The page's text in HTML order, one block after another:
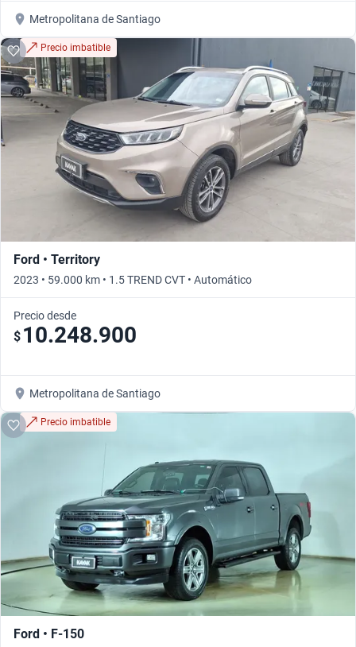
Metropolitana de Santiago
Precio imbatible
Ford • Territory
2023 • 59.000 km • 1.5 TREND CVT • Automático
Precio desde
$ 10.248.900
Metropolitana de Santiago
Precio imbatible
Ford • F-150